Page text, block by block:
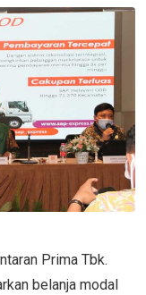
Prima Tbk.
belanja modal